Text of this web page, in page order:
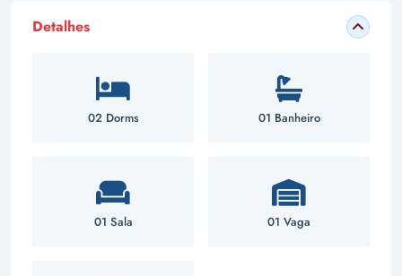
Detalhes
02 Dorms 01 Banheiro
01 Sala 01 Vaga